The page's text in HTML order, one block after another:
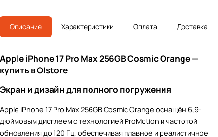
Описание Характеристики Оплата Доставка
Apple iPhone 17 Pro Max 256GB Cosmic Orange —
купить в O|store
Экран и дизайн для полного погружения
Apple iPhone 17 Pro Max 256GB Cosmic Orange оснащён 6,9-
дюймовым дисплеем с технологией ProMotion и частотой
обновления до 120 Гц, обеспечивая плавное и реалистичное